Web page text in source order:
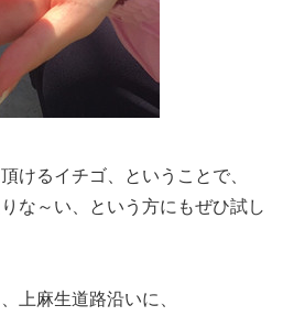
けるイチゴ、ということで、
な～い、という方にもぜひ試し
上麻生道路沿いに、